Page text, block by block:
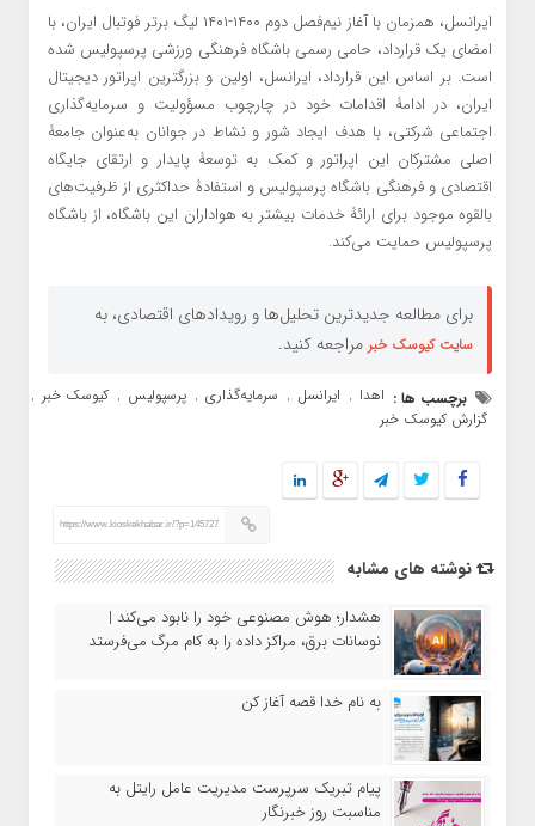
ایرانسل، همزمان با آغاز نیم‌فصل دوم ۱۴۰۰-۱۴۰۱ لیگ برتر فوتبال ایران، با
امضای یک قرارداد، حامی رسمی باشگاه فرهنگی ورزشی پرسپولیس شده
است. بر اساس این قرارداد، ایرانسل، اولین و بزرگترین اپراتور دیجیتال
ایران، در ادامۀ اقدامات خود در چارچوب مسؤولیت و سرمایه‌گذاری
اجتماعی شرکتی، با هدف ایجاد شور و نشاط در جوانان به‌عنوان جامعۀ
اصلی مشترکان این اپراتور و کمک به توسعۀ پایدار و ارتقای جایگاه
اقتصادی و فرهنگی باشگاه پرسپولیس و استفادۀ حداکثری از ظرفیت‌های
بالقوه موجود برای ارائۀ خدمات بیشتر به هواداران این باشگاه، از باشگاه
پرسپولیس حمایت می‌کند.
برای مطالعه جدیدترین تحلیل‌ها و رویدادهای اقتصادی، به
سایت کیوسک خبر مراجعه کنید.
برچسب ها : اهدا , ایرانسل , سرمایه‌گذاری , پرسپولیس , کیوسک خبر ,
گزارش کیوسک خبر
https://www.kioskekhabar.ir/?p=145727
نوشته های مشابه
هشدار؛ هوش مصنوعی خود را نابود می‌کند |
نوسانات برق، مراکز داده را به کام مرگ می‌فرستد
به نام خدا قصه آغاز کن
پیام تبریک سرپرست مدیریت عامل رایتل به
مناسبت روز خبرنگار